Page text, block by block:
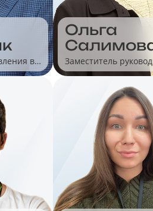
в
Ольга
Заместитель
отдела по
розничной торговли